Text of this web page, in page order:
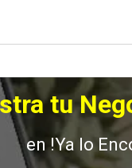
tu
en !Ya lo